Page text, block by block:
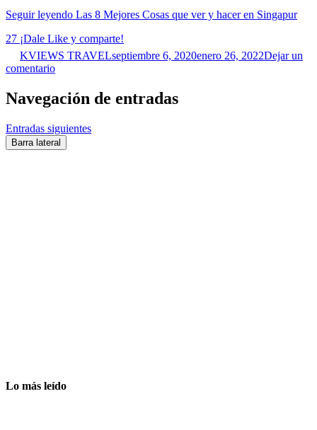
Seguir leyendo Las 8 Mejores Cosas que ver y hacer en Singapur
27 ¡Dale Like y comparte!
KVIEWS TRAVELseptiembre 6, 2020enero 26, 2022Dejar un
comentario
Navegación de entradas
Entradas siguientes
Barra lateral
Lo más leído